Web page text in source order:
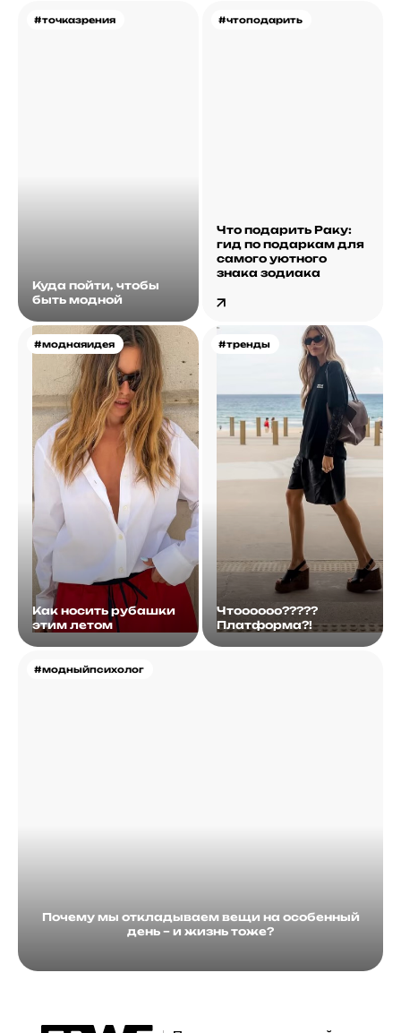
#точказрения
Куда пойти, чтобы
быть модной
#чтоподарить
Что подарить Раку:
гид по подаркам для
самого уютного
знака зодиака
#моднаяидея
Как носить рубашки
этим летом
#тренды
Чтоооооо?????
Платформа?!
#модныйпсихолог
Почему мы откладываем вещи на особенный
день – и жизнь тоже?